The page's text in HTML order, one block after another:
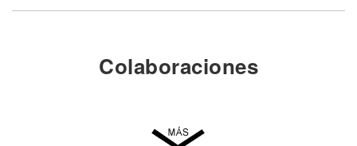
Colaboraciones